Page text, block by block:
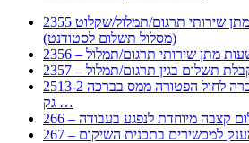
2355 דרישה לתשלום עבור מתן שירותי תרגום/תמלול/שקלוט
(מסלול תשלום לסטודנט)
שעות מתן שירותי תרגום/תמלול
קבלת תשלום בגין תרגום/תמלול
2513-2 טופס חדש הצהרה על העברה לחול הפטורה ממס בברכה
גק …
קצבה מיוחדת לנפגע בעבודה
במענק למכשירים בתכנית השיקום